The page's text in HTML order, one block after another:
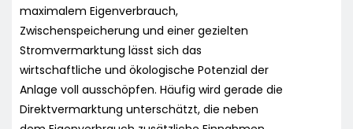
maximalem Eigenverbrauch,
Zwischenspeicherung und einer gezielten
Stromvermarktung lässt sich das
wirtschaftliche und ökologische Potenzial der
Anlage voll ausschöpfen. Häufig wird gerade die
Direktvermarktung unterschätzt, die neben